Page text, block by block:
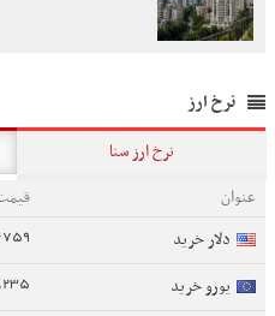
نرخ ارز
نرخ ارز سنا
عنوان
دلار خرید
یورو خرید